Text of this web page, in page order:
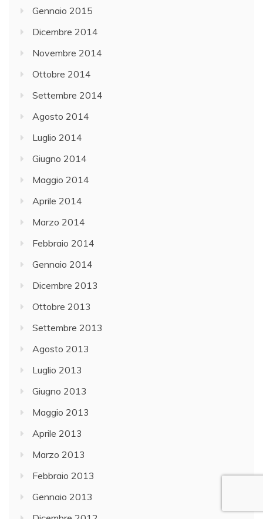
Gennaio 2015
Dicembre 2014
Novembre 2014
Ottobre 2014
Settembre 2014
Agosto 2014
Luglio 2014
Giugno 2014
Maggio 2014
Aprile 2014
Marzo 2014
Febbraio 2014
Gennaio 2014
Dicembre 2013
Ottobre 2013
Settembre 2013
Agosto 2013
Luglio 2013
Giugno 2013
Maggio 2013
Aprile 2013
Marzo 2013
Febbraio 2013
Gennaio 2013